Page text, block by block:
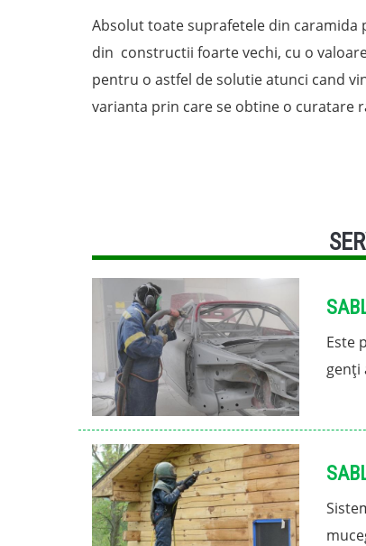
Absolut toate suprafetele din caramida
din constructii foarte vechi, cu o
pentru o astfel de solutie atunci cand
varianta prin care se obtine o curatare
Este
genți